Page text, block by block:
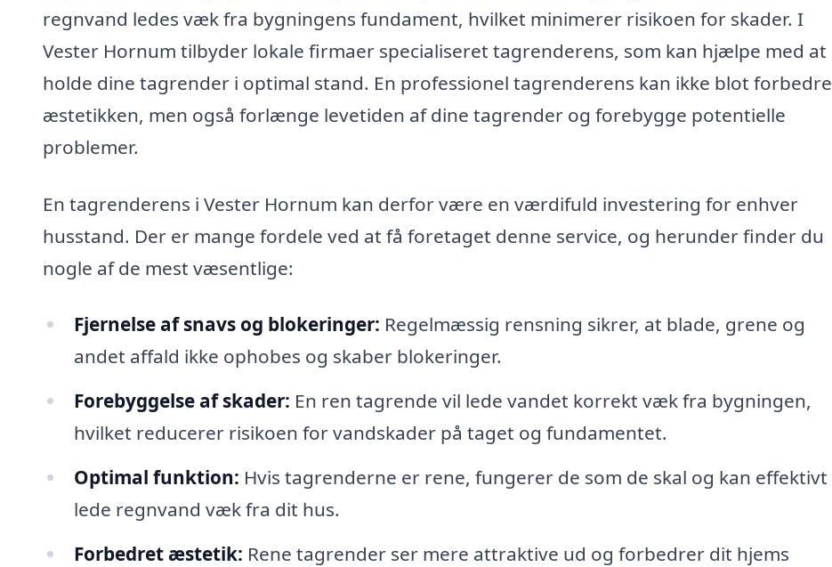
regnvand ledes væk fra bygningens fundament, hvilket minimerer risikoen for skader. I
Vester Hornum tilbyder lokale firmaer specialiseret tagrenderens, som kan hjælpe med at
holde dine tagrender i optimal stand. En professionel tagrenderens kan ikke blot forbedre
æstetikken, men også forlænge levetiden af dine tagrender og forebygge potentielle
problemer.
En tagrenderens i Vester Hornum kan derfor være en værdifuld investering for enhver
husstand. Der er mange fordele ved at få foretaget denne service, og herunder finder du
nogle af de mest væsentlige:
Fjernelse af snavs og blokeringer: Regelmæssig rensning sikrer, at blade, grene og
andet affald ikke ophobes og skaber blokeringer.
Forebyggelse af skader: En ren tagrende vil lede vandet korrekt væk fra bygningen,
hvilket reducerer risikoen for vandskader på taget og fundamentet.
Optimal funktion: Hvis tagrenderne er rene, fungerer de som de skal og kan effektivt
lede regnvand væk fra dit hus.
Forbedret æstetik: Rene tagrender ser mere attraktive ud og forbedrer dit hjems